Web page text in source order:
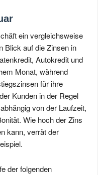
ein vergleichsweise
Blick auf die Zinsen in
Autokredit und
Monat, während
für ihre
Kunden in der Regel
von der Laufzeit,
Wie hoch der Zins
kann, verrät der
der folgenden